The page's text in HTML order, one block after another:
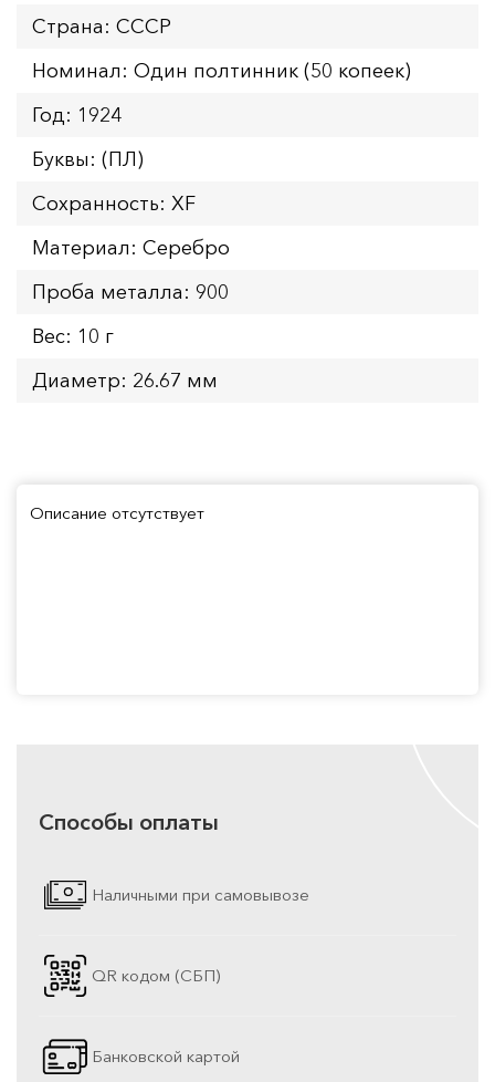
Страна: СССР
Номинал: Один полтинник (50 копеек)
Год: 1924
Буквы: (ПЛ)
Сохранность: XF
Материал: Серебро
Проба металла: 900
Вес: 10 г
Диаметр: 26.67 мм
Описание отсутствует
Способы оплаты
Наличными при самовывозе
QR кодом (СБП)
Банковской картой